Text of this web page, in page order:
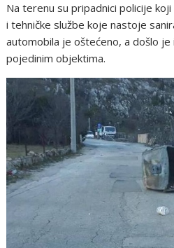
Na terenu su pripadnici policije
i tehničke službe koje nastoje
automobila je oštećeno, a došlo je
pojedinim objektima.